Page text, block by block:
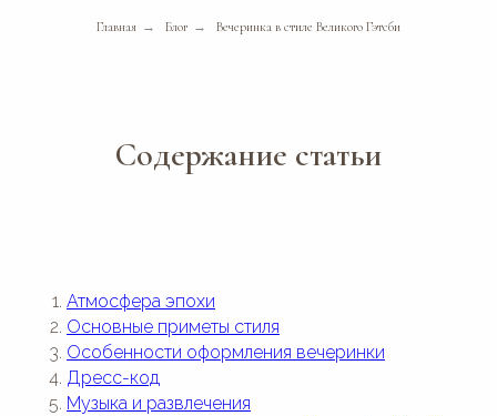
Главная → Блог → Вечеринка в стиле Великого Гэтсби
Содержание статьи
Атмосфера эпохи
Основные приметы стиля
Особенности оформления вечеринки
Дресс-код
Музыка и развлечения